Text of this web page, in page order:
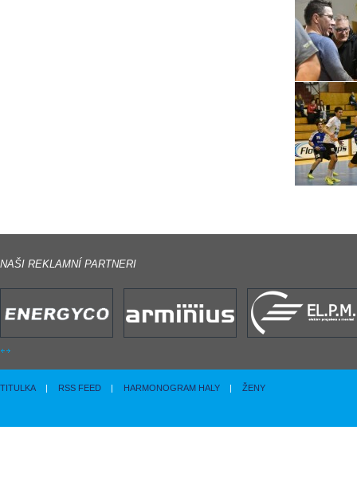
NAŠI REKLAMNÍ PARTNERI
TITULKA | RSS FEED | HARMONOGRAM HALY | ŽENY